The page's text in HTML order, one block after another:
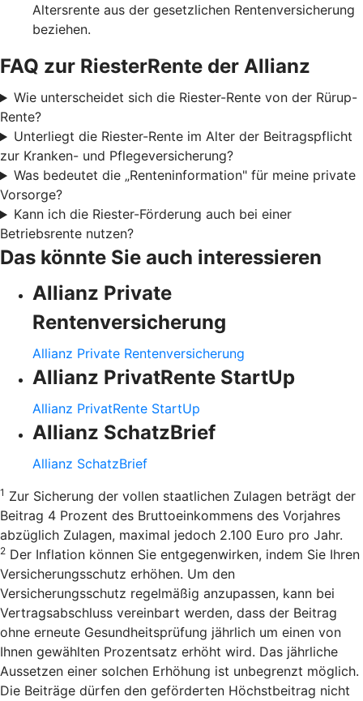
Altersrente aus der gesetzlichen Rentenversicherung
beziehen.
FAQ zur RiesterRente der Allianz
Wie unterscheidet sich die Riester-Rente von der Rürup-
Rente?
Unterliegt die Riester-Rente im Alter der Beitragspflicht
zur Kranken- und Pflegeversicherung?
Was bedeutet die „Renteninformation" für meine private
Vorsorge?
Kann ich die Riester-Förderung auch bei einer
Betriebsrente nutzen?
Das könnte Sie auch interessieren
Allianz Private
Rentenversicherung
Allianz Private Rentenversicherung
Allianz PrivatRente StartUp
Allianz PrivatRente StartUp
Allianz SchatzBrief
Allianz SchatzBrief
1 Zur Sicherung der vollen staatlichen Zulagen beträgt der
Beitrag 4 Prozent des Bruttoeinkommens des Vorjahres
abzüglich Zulagen, maximal jedoch 2.100 Euro pro Jahr.
2 Der Inflation können Sie entgegenwirken, indem Sie Ihren
Versicherungsschutz erhöhen. Um den
Versicherungsschutz regelmäßig anzupassen, kann bei
Vertragsabschluss vereinbart werden, dass der Beitrag
ohne erneute Gesundheitsprüfung jährlich um einen von
Ihnen gewählten Prozentsatz erhöht wird. Das jährliche
Aussetzen einer solchen Erhöhung ist unbegrenzt möglich.
Die Beiträge dürfen den geförderten Höchstbeitrag nicht